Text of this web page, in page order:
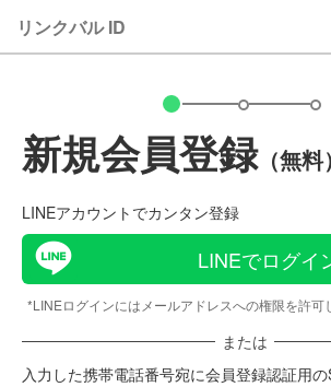
リンクバル ID
新規会員登録（無料）
LINEアカウントでカンタン登録
LINEでログイ
*LINEログインにはメールアドレスへの権限を許可
または
入力した携帯電話番号宛に会員登録認証用の